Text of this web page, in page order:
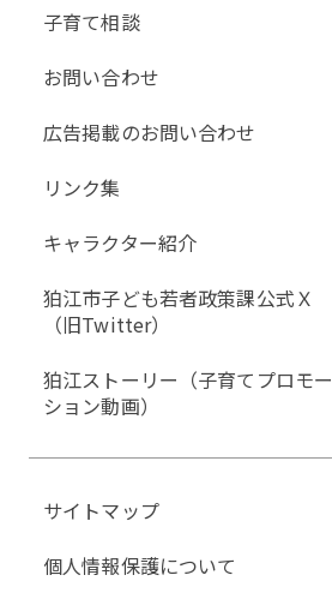
子育て相談
お問い合わせ
広告掲載のお問い合わせ
リンク集
キャラクター紹介
狛江市子ども若者政策課公式Ｘ
（旧Twitter）
狛江ストーリー（子育てプロモー
ション動画）
サイトマップ
個人情報保護について